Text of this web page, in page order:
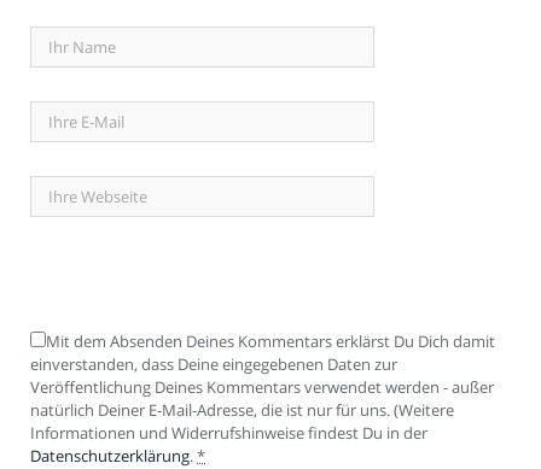
Mit dem Absenden Deines Kommentars erklärst Du Dich damit
einverstanden, dass Deine eingegebenen Daten zur
Veröffentlichung Deines Kommentars verwendet werden - außer
natürlich Deiner E-Mail-Adresse, die ist nur für uns. (Weitere
Informationen und Widerrufshinweise findest Du in der
Datenschutzerklärung.*